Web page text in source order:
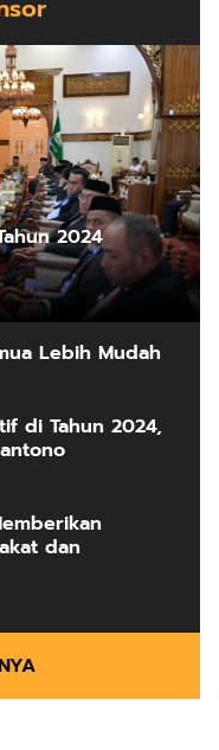
2024
Lebih Mudah
di Tahun 2024,
dan